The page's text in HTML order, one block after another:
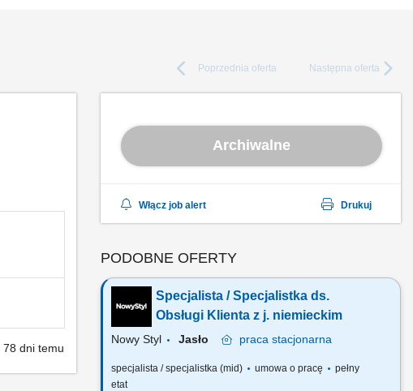
Poprzednia oferta Następna oferta
78 dni temu
Archiwalne
Włącz job alert Drukuj
PODOBNE OFERTY
Specjalista / Specjalistka ds.
Obsługi Klienta z j. niemieckim
Nowy Styl Jasło praca stacjonarna
specjalista / specjalistka (mid) umowa o pracę
pełny
etat